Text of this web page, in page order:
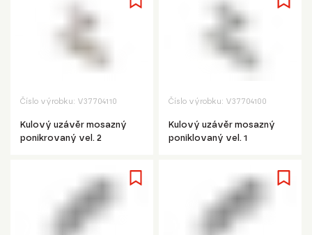
Číslo výrobku: V37704110
Kulový uzávěr mosazný
ponikrovaný vel. 2
Číslo výrobku: V37704100
Kulový uzávěr mosazný
poniklovaný vel. 1